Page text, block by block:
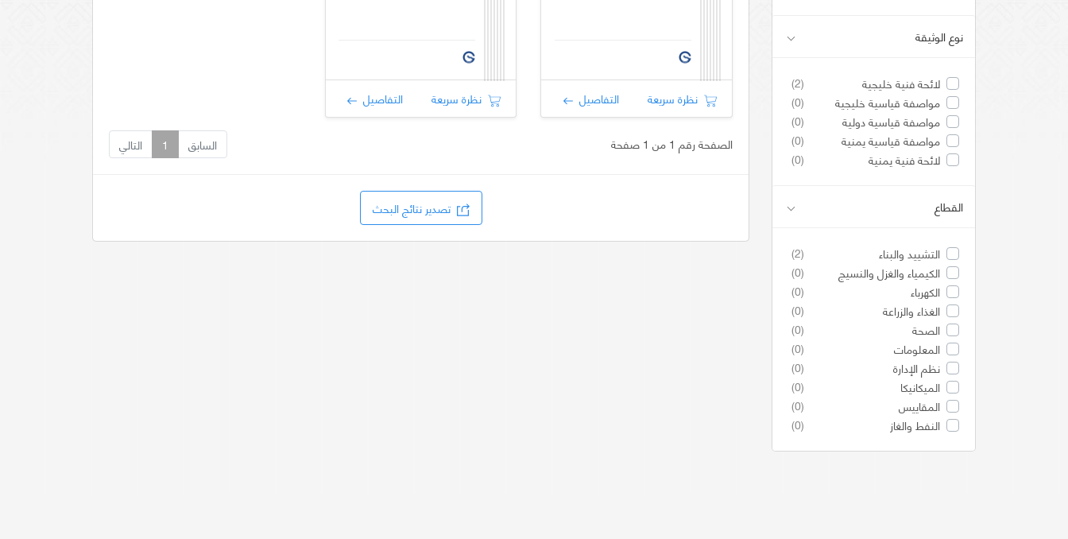
نوع الوثيقة
لائحة فنية خليجية
(2)
مواصفة قياسية خليجية
(0)
مواصفة قياسية دولية
(0)
مواصفة قياسية يمنية
(0)
لائحة فنية يمنية
(0)
القطاع
التشييد والبناء
(2)
الكيمياء والغزل والنسيج
(0)
الكهرباء
(0)
الغذاء والزراعة
(0)
الصحة
(0)
المعلومات
(0)
نظم الإدارة
(0)
الميكانيكا
(0)
المقاييس
(0)
النفط والغاز
(0)
نظرة سريعة التفاصيل نظرة سريعة التفاصيل
الصفحة رقم 1 من 1 صفحة السابق 1 التالي
تصدير نتائج البحث